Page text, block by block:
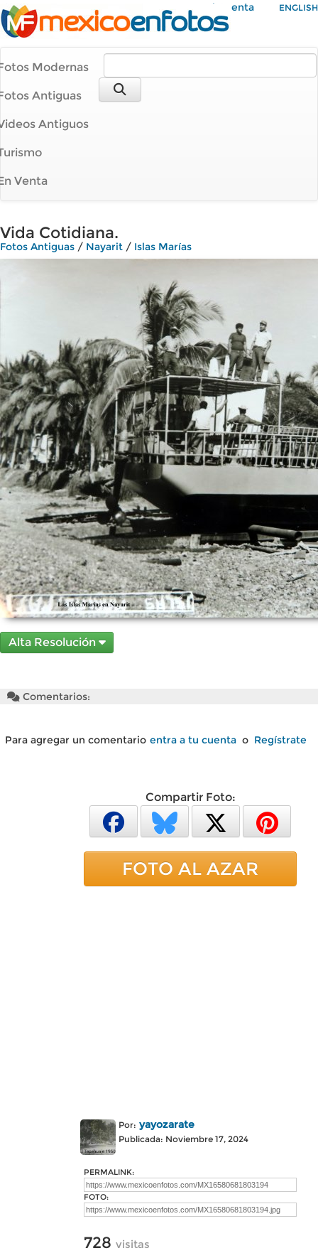
Mi Cuenta ENGLISH
Modernas
Antiguas
Antiguos
Venta
Vida Cotidiana.
Fotos Antiguas / Nayarit / Islas Marías
Alta Resolución
Comentarios:
Para agregar un comentario entra a tu cuenta o Regístrate
Compartir Foto:
FOTO AL AZAR
Por: yayozarate
Publicada: Noviembre 17, 2024
PERMALINK:
FOTO:
728 visitas